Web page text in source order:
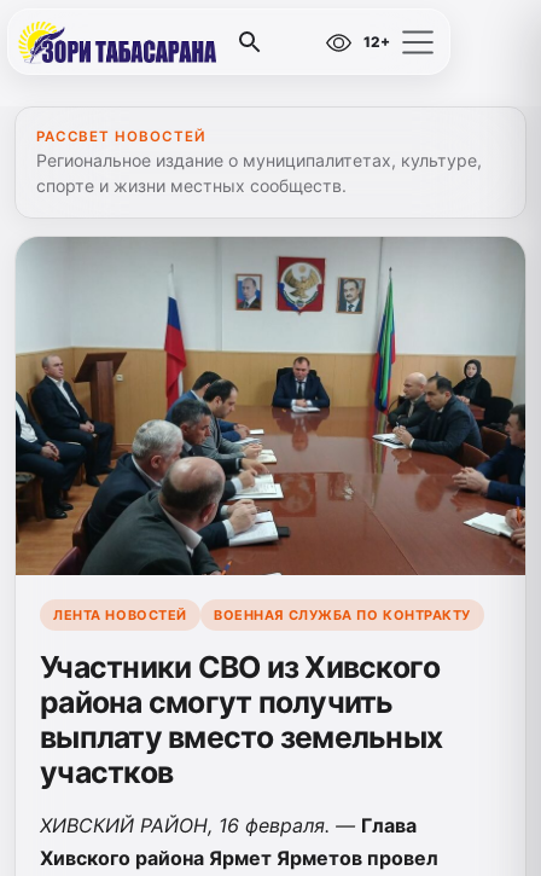
12+
РАССВЕТ НОВОСТЕЙ
Региональное издание о муниципалитетах, культуре,
спорте и жизни местных сообществ.
ЛЕНТА НОВОСТЕЙ ВОЕННАЯ СЛУЖБА ПО КОНТРАКТУ
Участники СВО из Хивского
района смогут получить
выплату вместо земельных
участков
ХИВСКИЙ РАЙОН, 16 февраля. — Глава
Хивского района Ярмет Ярметов провел